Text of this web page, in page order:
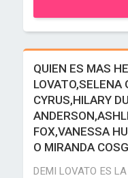
QUIEN ES MAS
LOVATO,SELENA
CYRUS,HILARY
FOX,VANESSA
O MIRANDA
DEMI LOVATO ES